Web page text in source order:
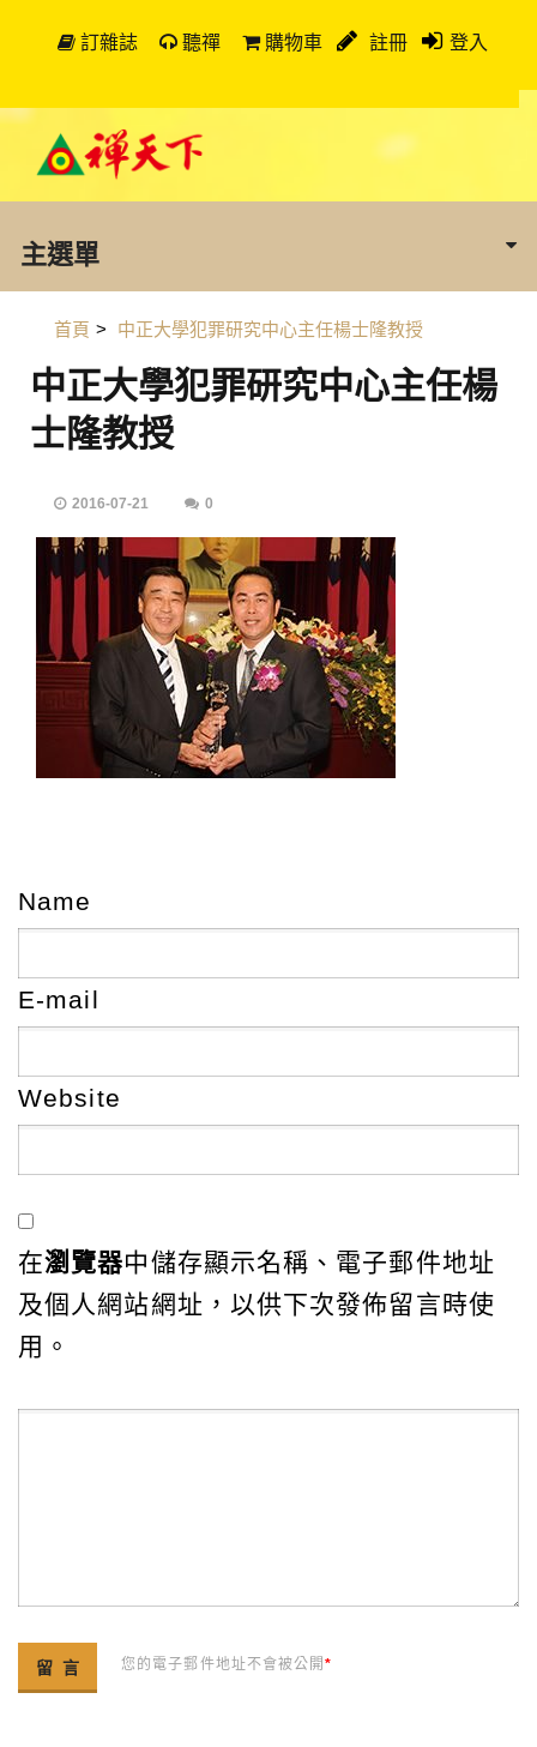
訂雜誌 聽禪 購物車 註冊 登入
主選單
首頁 > 中正大學犯罪研究中心主任楊士隆教授
中正大學犯罪研究中心主任楊
士隆教授
2016-07-21 0
Name
E-mail
Website
在瀏覽器中儲存顯示名稱、電子郵件地址
及個人網站網址，以供下次發佈留言時使
用。
您的電子郵件地址不會被公開*